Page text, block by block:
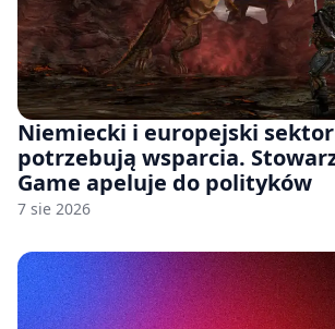
Niemiecki i europejski
potrzebują wsparcia.
Game apeluje do polityków
7 sie 2026